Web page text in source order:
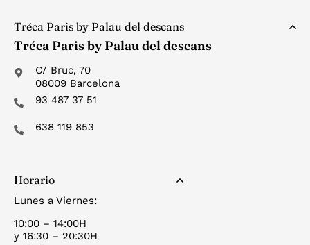
Tréca Paris by Palau del descans
Tréca Paris by Palau del descans
C/ Bruc, 70
08009 Barcelona
93 487 37 51
638 119 853
Horario
Lunes a Viernes:
10:00 – 14:00H
y 16:30 – 20:30H